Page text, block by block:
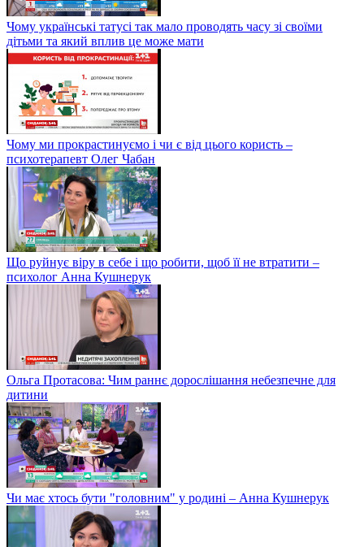
Чому українські татусі так мало проводять часу зі своїми
дітьми та який вплив це може мати
Чому ми прокрастинуємо і чи є від цього користь –
психотерапевт Олег Чабан
Що руйнує віру в себе і що робити, щоб її не втратити –
психолог Анна Кушнерук
Ольга Протасова: Чим раннє дорослішання небезпечне для
дитини
Чи має хтось бути "головним" у родині – Анна Кушнерук